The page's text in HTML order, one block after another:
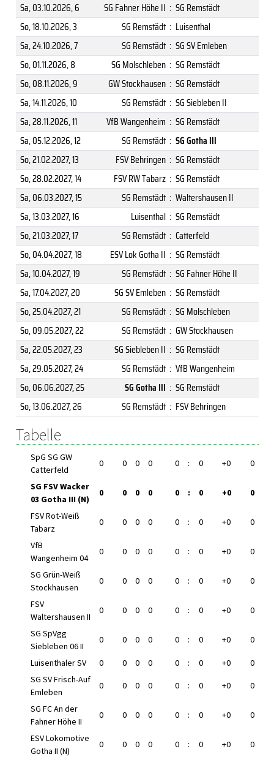
Sa, 03.10.2026, 6 SG Fahner Höhe II : SG Remstädt
So, 18.10.2026, 3 SG Remstädt : Luisenthal
Sa, 24.10.2026, 7 SG Remstädt : SG SV Emleben
So, 01.11.2026, 8 SG Molschleben : SG Remstädt
So, 08.11.2026, 9 GW Stockhausen : SG Remstädt
Sa, 14.11.2026, 10 SG Remstädt : SG Siebleben II
Sa, 28.11.2026, 11 VfB Wangenheim : SG Remstädt
Sa, 05.12.2026, 12 SG Remstädt : SG Gotha III
So, 21.02.2027, 13 FSV Behringen : SG Remstädt
So, 28.02.2027, 14 FSV RW Tabarz : SG Remstädt
Sa, 06.03.2027, 15 SG Remstädt : Waltershausen II
Sa, 13.03.2027, 16 Luisenthal : SG Remstädt
So, 21.03.2027, 17 SG Remstädt : Catterfeld
So, 04.04.2027, 18 ESV Lok Gotha II : SG Remstädt
Sa, 10.04.2027, 19 SG Remstädt : SG Fahner Höhe II
Sa, 17.04.2027, 20 SG SV Emleben : SG Remstädt
So, 25.04.2027, 21 SG Remstädt : SG Molschleben
So, 09.05.2027, 22 SG Remstädt : GW Stockhausen
Sa, 22.05.2027, 23 SG Siebleben II : SG Remstädt
Sa, 29.05.2027, 24 SG Remstädt : VfB Wangenheim
So, 06.06.2027, 25 SG Gotha III : SG Remstädt
So, 13.06.2027, 26 SG Remstädt : FSV Behringen
Tabelle
SpG SG GW
Catterfeld
0 0 0 0 0 : 0 +0 0
SG FSV Wacker
03 Gotha III (N)
0 0 0 0 0 : 0 +0 0
FSV Rot-Weiß
Tabarz
0 0 0 0 0 : 0 +0 0
VfB
Wangenheim 04
0 0 0 0 0 : 0 +0 0
SG Grün-Weiß
Stockhausen
0 0 0 0 0 : 0 +0 0
FSV
Waltershausen II
0 0 0 0 0 : 0 +0 0
SG SpVgg
Siebleben 06 II
0 0 0 0 0 : 0 +0 0
Luisenthaler SV 0 0 0 0 0 : 0 +0
0
SG SV Frisch-Auf
Emleben
0 0 0 0 0 : 0 +0 0
SG FC An der
Fahner Höhe II
0 0 0 0 0 : 0 +0 0
ESV Lokomotive
Gotha II (N)
0 0 0 0 0 : 0 +0 0